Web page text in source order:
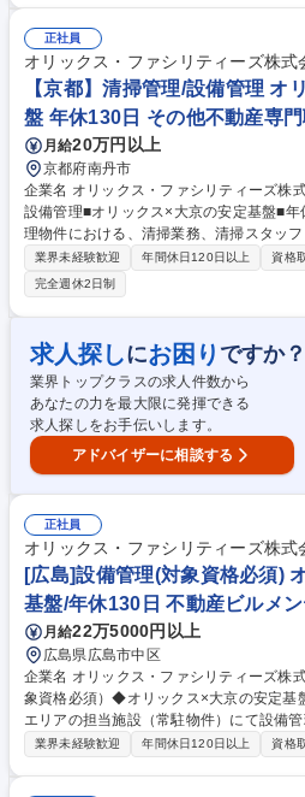
易度の高い車両故障の調査・診断・指示■
両仕様の改善提案（開発フィードバック
備考欄参照】 【ミッション】「通常修理
解き明かし、Luupの安全性向上と次世代
する」 募集職種 【品質保証マネージャー/東京】全国4.5万台のモビリティ
製品の故障診断を牽引
正社員
オリックス・ファシリティーズ株式
【京都】清掃管理/設備管理 オ
盤 年休130日 その他不動産専
月給20万円以上
京都府南丹市
企業名 オリックス・ファシリティーズ株式会社 求人名 【京都】
設備管理■オリックス×大京の安定基盤■年休130日◎ 仕事
理物件における、清掃業務、清掃スタッ
履行確認、資料作成、送付等をご対応い
理だけではなく設備管理業務全般を行っていただきま
管理物件での清掃責任者を前提としたポ
を扱う為不況に強く、維持管理による継
お客様の物件価値を高める提案が直接で
ル（問題解決力等）両面で幅広い研修を
日出勤は必ず代休取得/月残業10～20H程度 募集職種 【京都】清掃管理/設
備管理■オリックス×大京の安定基盤■年休
業界未経験歓迎 年間休日120日以上 資格
完全週休2日制
求人探しにお困り ですか？
業界トップクラスの求人件数から
あなたの力を最大限に発揮できる
求人探しをお手伝いします。
アドバイザーに相談する
正社員
オリックス・ファシリティーズ株式
[広島]設備管理(対象資格必須)
基盤/年休130日 不動産ビルメ
月給22万5000円以上
広島県広島市中区
企業名 オリックス・ファシリティーズ株式会社 求人名 [広島]設備
象資格必須）◆オリックス×大京の安定基盤/年休130
エリアの担当施設（常駐物件）にて設備
学、公共施設、オフィスビル等）将来的
業界未経験歓迎 年間休日120日以上 資格